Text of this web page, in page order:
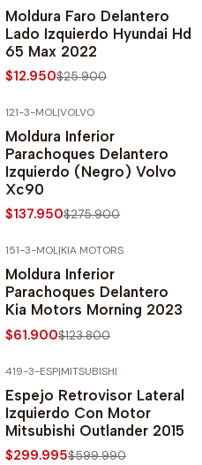
Moldura Faro Delantero
Lado Izquierdo Hyundai Hd
65 Max 2022
$12.950$25.900
121-3-MOL|VOLVO
Moldura Inferior
Parachoques Delantero
Izquierdo (Negro) Volvo
Xc90
$137.950$275.900
151-3-MOL|KIA MOTORS
Moldura Inferior
Parachoques Delantero
Kia Motors Morning 2023
$61.900$123.800
419-3-ESP|MITSUBISHI
Espejo Retrovisor Lateral
Izquierdo Con Motor
Mitsubishi Outlander 2015
$299.995$599.990